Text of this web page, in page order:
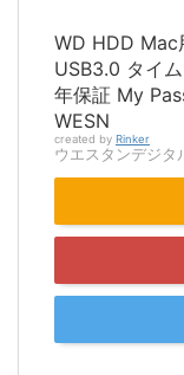
WD HDD Mac
USB3.0 タイ
年保証 My
WESN
created by Rinker
ウエスタンデジ